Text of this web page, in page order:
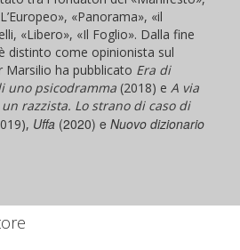
«Panorama», «il
«Libero», «Il Foglio». Dalla fine
distinto come opinionista sul
Marsilio ha pubblicato Era di
uno psicodramma (2018) e A via
razzista. Lo strano di caso di
Uffa (2020) e Nuovo dizionario